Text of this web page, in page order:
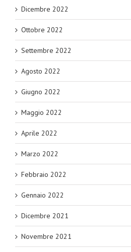
Dicembre 2022
Ottobre 2022
Settembre 2022
Agosto 2022
Giugno 2022
Maggio 2022
Aprile 2022
Marzo 2022
Febbraio 2022
Gennaio 2022
Dicembre 2021
Novembre 2021